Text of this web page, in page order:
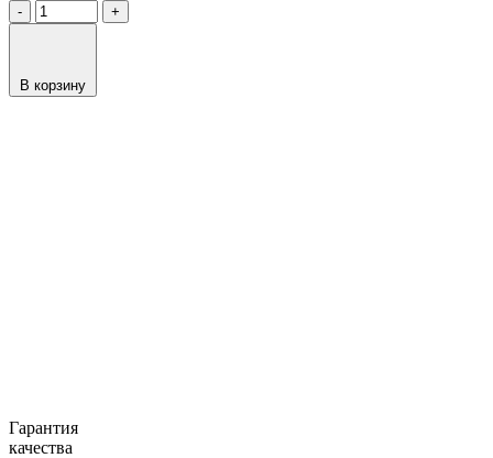
- +
В корзину
Гарантия
качества